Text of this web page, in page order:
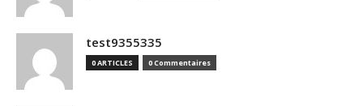
test9355335
0 ARTICLES 0 Commentaires